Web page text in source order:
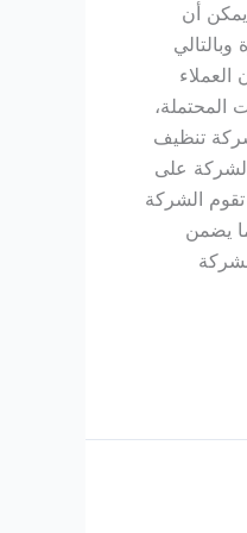
أن
المحتملة،
تنظيف
على
الشركة
يضمن